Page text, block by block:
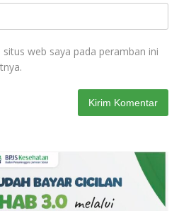
web saya pada peramban ini